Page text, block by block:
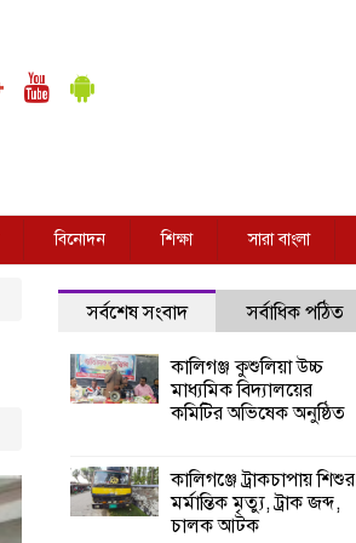
বিনোদন শিক্ষা সারা বাংলা
সর্বশেষ সংবাদ সর্বাধিক পঠিত
কালিগঞ্জ কুশুলিয়া উচ্চ
মাধ্যমিক বিদ্যালয়ের
কমিটির অভিষেক অনুষ্ঠিত
কালিগঞ্জে ট্রাকচাপায় শিশুর
মর্মান্তিক মৃত্যু, ট্রাক জব্দ,
চালক আটক